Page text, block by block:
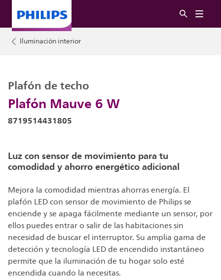
Iluminación interior
Plafón Mauve 6 W
Plafón de techo
8719514431805
Luz con sensor de movimiento para tu
comodidad y ahorro energético adicional
Mejora la comodidad mientras ahorras energía. El
plafón LED con sensor de movimiento de Philips se
enciende y se apaga fácilmente mediante un sensor, por
ellos puedes entrar o salir de las habitaciones sin
necesidad de buscar el interruptor. Su amplia gama de
detección y tecnología LED de encendido instantáneo
permite que la iluminación de tu hogar solo esté
encendida cuando la necesitas.